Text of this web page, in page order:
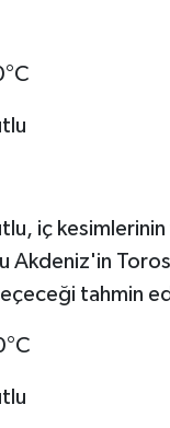
iç
Akdeniz'in
tahmin